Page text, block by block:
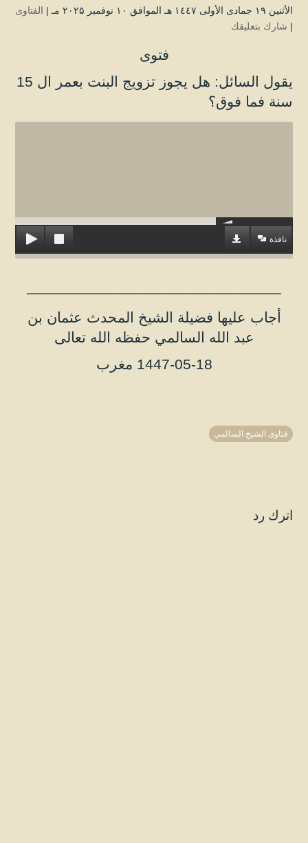
الأثنين ۱۹ جمادى الأولى ۱٤٤۷ هـ الموافق ۱۰ نوفمبر ۲۰۲۵ مـ |
الفتاوى
| شارك بتعليقك
فتوى
يقول السائل: هل يجوز تزويج البنت بعمر ال 15
سنة فما فوق؟
نافذة
ــــــــــــــــــــــــــــــــــــــــــــــــــــــــــــــــــــــــــ
أجاب عليها فضيلة الشيخ المحدث عثمان بن
عبد الله السالمي حفظه الله تعالى
1447-05-18 مغرب
فتاوى الشيخ السالمي
اترك رد